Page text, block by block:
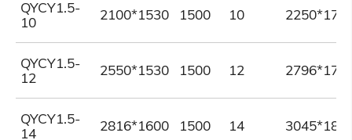
QYCY1.5-
10
2100*1530 1500 10
QYCY1.5-
12
2550*1530 1500 12
QYCY1.5-
14
2816*1600 1500 14